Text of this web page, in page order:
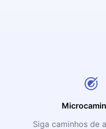
Siga caminhos de